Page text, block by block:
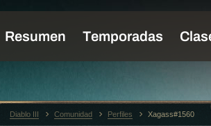
Diablo III Comunidad Perfiles Xagass#1560